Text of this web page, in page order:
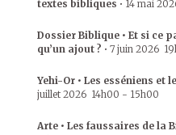
textes bibliques • 14 mai
Dossier Biblique • Et si ce
qu’un ajout ? • 7 juin 2026
Yehi-Or • Les esséniens et
juillet 2026 14h00 - 15h00
Arte • Les faussaires de la